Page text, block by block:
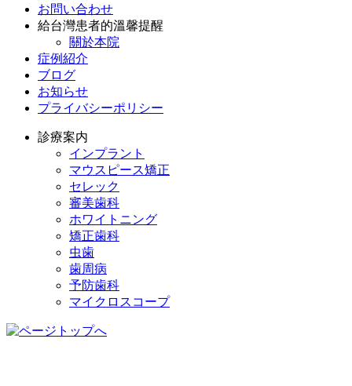
お問い合わせ
給台灣患者的溫馨提醒
關於本院
症例紹介
ブログ
お知らせ
プライバシーポリシー
診療案内
インプラント
マウスピース矯正
セレック
審美歯科
ホワイトニング
矯正歯科
虫歯
歯周病
予防歯科
マイクロスコープ